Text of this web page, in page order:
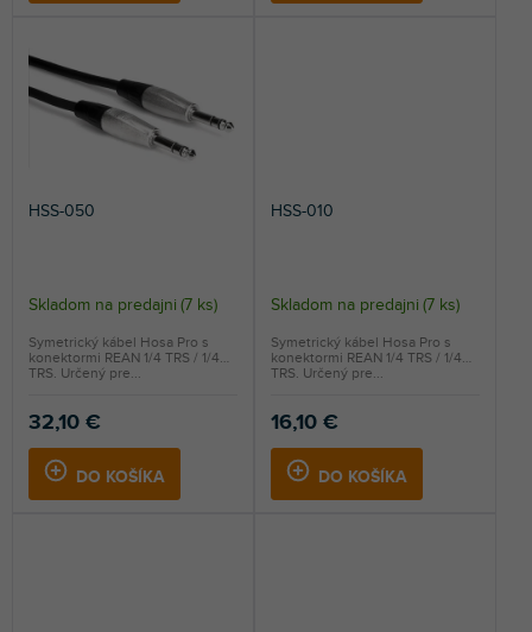
HSS-050
Skladom na predajni (7 ks)
32,10 €
DO KOŠÍKA
Symetrický kábel Hosa Pro s
konektormi REAN 1/4 TRS / 1/4
TRS. Určený pre...
HSS-010
Skladom na predajni (7 ks)
16,10 €
DO KOŠÍKA
Symetrický kábel Hosa Pro s
konektormi REAN 1/4 TRS / 1/4
TRS. Určený pre...